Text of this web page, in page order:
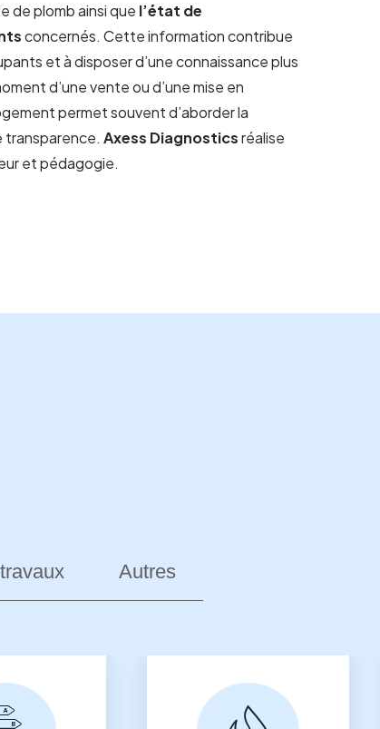
de plomb ainsi que l’état de
concernés. Cette information contribue
et à disposer d’une connaissance plus
d’une vente ou d’une mise en
permet souvent d’aborder la
transparence. Axess Diagnosticsréalise
et pédagogie.
Autres